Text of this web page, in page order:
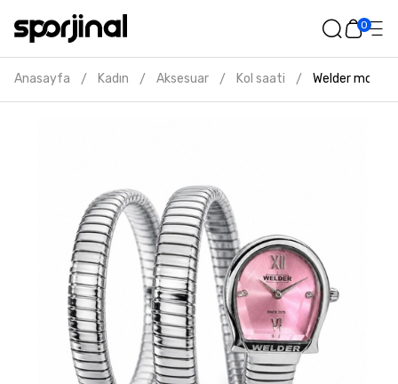
0
Anasayfa / Kadın / Aksesuar / Kol saati / Welder moody